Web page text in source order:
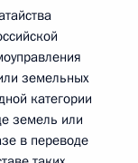
земельных
категории
земель или
в переводе